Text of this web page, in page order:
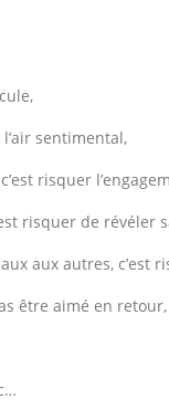
l’air sentimental,
risquer
risquer de révéler
aux autres, c’est
être aimé en retour,